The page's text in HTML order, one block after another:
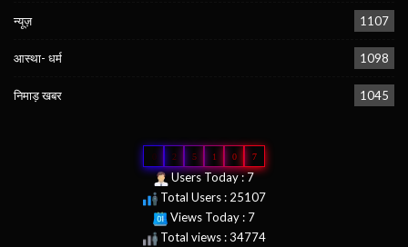
न्यूज़ 1107
आस्था- धर्म 1098
निमाड़ खबर 1045
2 5 1 0 7
Users Today : 7
Total Users : 25107
Views Today : 7
Total views : 34774